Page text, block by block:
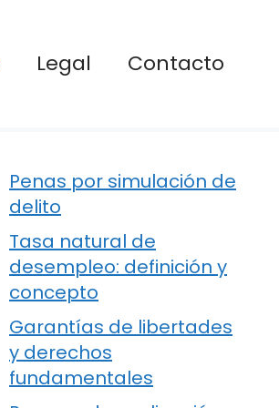
Legal Contacto
Penas por simulación de
delito
Tasa natural de
desempleo: definición y
concepto
Garantías de libertades
y derechos
fundamentales